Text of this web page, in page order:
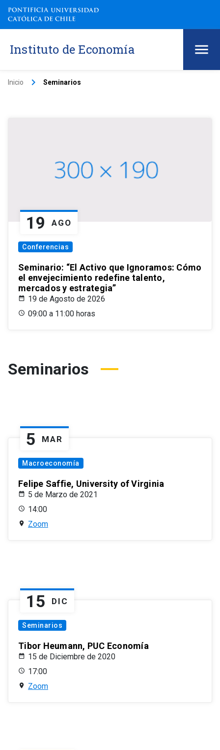
Instituto de Economía
Inicio keyboard_arrow_right Seminarios
19 AGO
Conferencias
Seminario: “El Activo que Ignoramos: Cómo
el envejecimiento redefine talento,
mercados y estrategia”
19 de Agosto de 2026
09:00 a 11:00 horas
Seminarios
5 MAR
Macroeconomía
Felipe Saffie, University of Virginia
5 de Marzo de 2021
14:00
Zoom
15 DIC
Seminarios
Tibor Heumann, PUC Economía
15 de Diciembre de 2020
17:00
Zoom